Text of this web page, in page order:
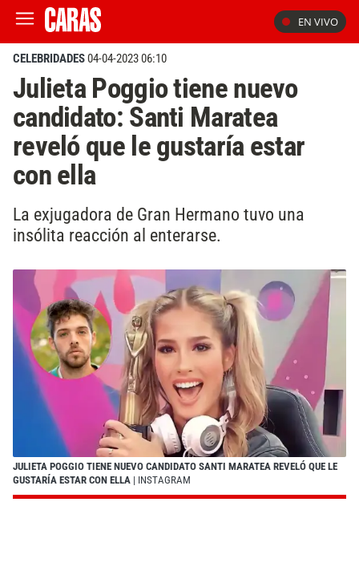
EN VIVO
CELEBRIDADES04-04-2023 06:10
Julieta Poggio tiene nuevo
candidato: Santi Maratea
reveló que le gustaría estar
con ella
La exjugadora de Gran Hermano tuvo una
insólita reacción al enterarse.
JULIETA POGGIO TIENE NUEVO CANDIDATO SANTI MARATEA REVELÓ QUE LE
GUSTARÍA ESTAR CON ELLA | INSTAGRAM